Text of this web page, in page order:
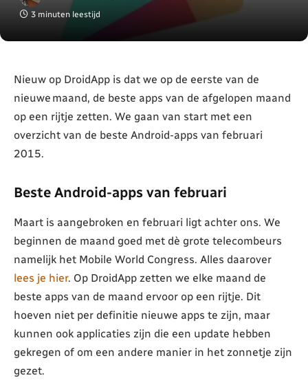
3 minuten leestijd
Nieuw op DroidApp is dat we op de eerste van de
nieuwe maand, de beste apps van de afgelopen maand
op een rijtje zetten. We gaan van start met een
overzicht van de beste Android-apps van februari
2015.
Beste Android-apps van februari
Maart is aangebroken en februari ligt achter ons. We
beginnen de maand goed met dè grote telecombeurs
namelijk het Mobile World Congress. Alles daarover
lees je hier. Op DroidApp zetten we elke maand de
beste apps van de maand ervoor op een rijtje. Dit
hoeven niet per definitie nieuwe apps te zijn, maar
kunnen ook applicaties zijn die een update hebben
gekregen of om een andere manier in het zonnetje zijn
gezet.